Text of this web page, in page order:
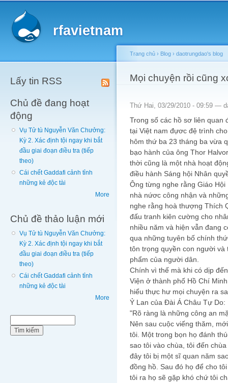
rfavietnam
Lấy tin RSS
Chủ đề đang hoạt
động
Vụ Tử tù Nguyễn Văn Chưởng:
Kỳ 2. Xác định tội ngay khi bắt
đầu giai đoạn điều tra (tiếp
theo)
Cái chết Gaddafi cảnh tỉnh
những kẻ độc tài
More
Chủ đề thảo luận mới
Vụ Tử tù Nguyễn Văn Chưởng:
Kỳ 2. Xác định tội ngay khi bắt
đầu giai đoạn điều tra (tiếp
theo)
Cái chết Gaddafi cảnh tỉnh
những kẻ độc tài
More
You are here
Trang chủ › Blog › daotrungdao's blog
Mọi chuyện rồi cũng
Thứ Hai, 03/29/2010 - 09:59 —
Trong số các hồ sơ liên quan
tại Việt nam đựơc đệ trình
hôm thứ ba 23 tháng ba vừa
bạo hành của ông Thor
thời cũng là một nhà hoạt
điều hành Sáng hội Nhân
Ông từng nghe rằng Giáo
nhà nứơc công nhận và
nghe rằng hoà thượng Thích
đấu tranh kiên cường cho
nhiều năm và hiện vẫn đang
qua những tuyên bố chính
tôn trọng quyền con người
phẩm của người dân.
Chính vì thế mà khi có dịp
Viện ở thành phố Hồ Chí
hiểu thực hư mọi chuyện ra
Ỷ Lan của Đài Á Châu Tự Do:
"Rõ ràng là những công an
Nên sau cuộc viếng thăm,
tôi. Một trong bọn họ đánh
sao tôi vào chùa, tôi đến
đây tôi bị một sĩ quan năm
đồng hồ. Sau đó họ để cho
tôi ra họ sẽ gặp khó chứ tôi